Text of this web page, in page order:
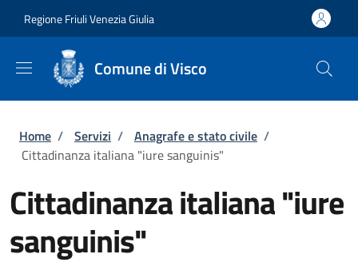
Regione Friuli Venezia Giulia
Comune di Visco
Briciole di pane
Home / Servizi / Anagrafe e stato civile /
Cittadinanza italiana "iure sanguinis"
Cittadinanza italiana "iure
sanguinis"